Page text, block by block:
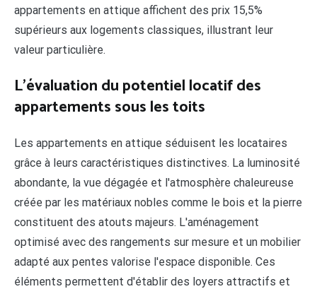
appartements en attique affichent des prix 15,5%
supérieurs aux logements classiques, illustrant leur
valeur particulière.
L'évaluation du potentiel locatif des
appartements sous les toits
Les appartements en attique séduisent les locataires
grâce à leurs caractéristiques distinctives. La luminosité
abondante, la vue dégagée et l'atmosphère chaleureuse
créée par les matériaux nobles comme le bois et la pierre
constituent des atouts majeurs. L'aménagement
optimisé avec des rangements sur mesure et un mobilier
adapté aux pentes valorise l'espace disponible. Ces
éléments permettent d'établir des loyers attractifs et